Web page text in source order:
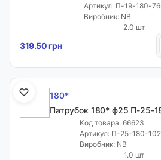
Меню
Каталог товарів
Артикул: П-19-180-
Виробник: NB
2.0 шт
319.50 грн
180*
Патрубок 180* ф25 П-25-
Код товара: 66623
Артикул: П-25-180-
Виробник: NB
1.0 шт